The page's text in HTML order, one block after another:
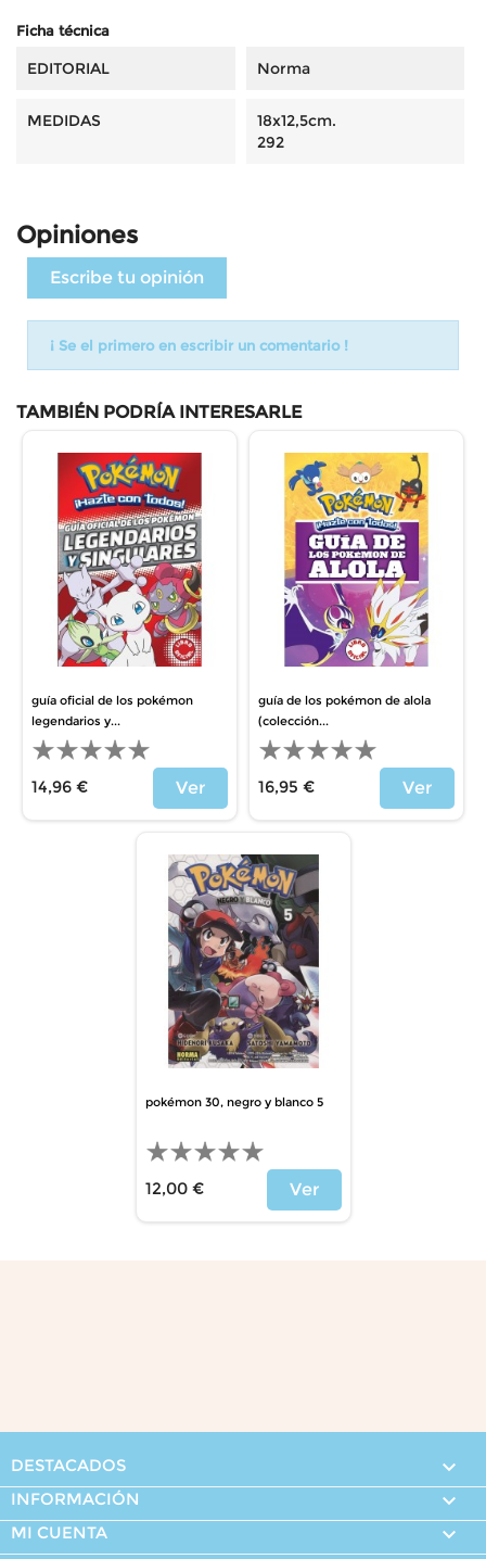
Ficha técnica
EDITORIAL Norma
MEDIDAS
18x12,5cm.
292
Opiniones
Escribe tu opinión
¡ Se el primero en escribir un comentario !
TAMBIÉN PODRÍA INTERESARLE
guía oficial de los pokémon
legendarios y...
14,96 €
Ver
guía de los pokémon de alola
(colección...
16,95 €
Ver
pokémon 30, negro y blanco 5
12,00 €
Ver
DESTACADOS 
INFORMACIÓN 
MI CUENTA 